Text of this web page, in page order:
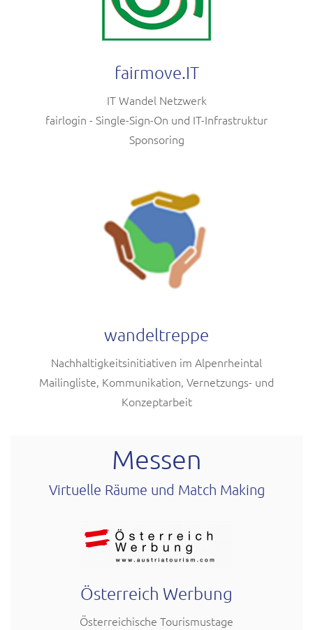
fairmove.IT
IT Wandel Netzwerk
fairlogin - Single-Sign-On und IT-Infrastruktur
Sponsoring
wandeltreppe
Nachhaltigkeitsinitiativen im Alpenrheintal
Mailingliste, Kommunikation, Vernetzungs- und
Konzeptarbeit
Messen
Virtuelle Räume und Match Making
Österreich Werbung
Österreichische Tourismustage